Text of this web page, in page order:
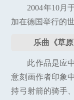
2004年10月
加在德国举行的
乐曲《草原
此作品是应
意刻画作者印象
持弓射箭的骑手